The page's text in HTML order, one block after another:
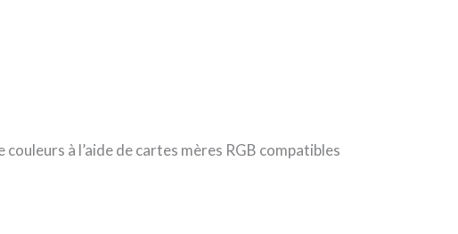
couleurs à l’aide de cartes mères RGB compatibles